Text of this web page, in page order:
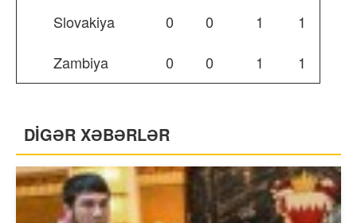
Slovakiya
0 0 1
1
Zambiya
0 0 1 1
DİGƏR XƏBƏRLƏR